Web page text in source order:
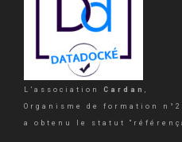
L’association Cardan
Organisme de formation
a obtenu le statut